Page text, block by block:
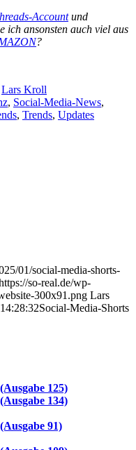
Accountund
ich ansonsten auch viel aus
?
Lars Kroll
, Social-Media-News,
, Trends, Updates
01/social-media-shorts-
so-real.de/wp-
300x91.png Lars
Social-Media-Shorts
125)
134)
91)